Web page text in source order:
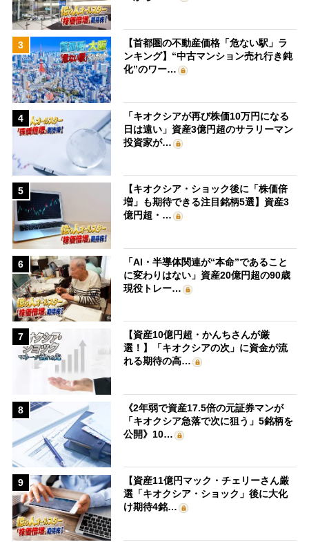
3
【首都圏の不動産価格「危ない駅」ラ
ンキング】“中古マンション売れ行き鈍
化”のワー…
4
「キオクシアが再び株価10万円になる
日は遠い」資産3億円超のサラリーマン
投資家が…
5
【キオクシア・ショック後に「株価倍
増」も期待できる注目銘柄5選】資産3
億円超・…
6
「AI・半導体関連が“本命”であること
に変わりはない」資産20億円超の90歳
現役トレー…
7
【資産10億円超・かんちさんが厳
選！】「キオクシアの次」に資金が流
れる期待の高…
8
《2年弱で資産17.5倍の元証券マンが
「キオクシア急落で次に狙う」5銘柄を
公開》10…
9
【資産11億円マック・チェリーさん厳
選「キオクシア・ショック」後に大化
け期待4銘…